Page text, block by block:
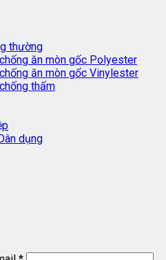
thường
ăn mòn gốc Polyester
ăn mòn gốc Vinylester
thấm
dụng